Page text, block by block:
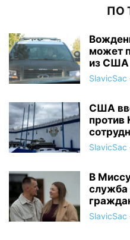
ПО
может
из США
SlavicSac
США
против
SlavicSac
В
SlavicSac